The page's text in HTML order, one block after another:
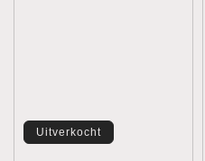
Uitverkocht